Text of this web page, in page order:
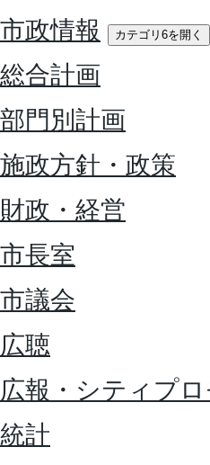
市政情報
カテゴリ6を開く
総合計画
部門別計画
施政方針・政策
財政・経営
市長室
市議会
広聴
広報・シティプ
統計